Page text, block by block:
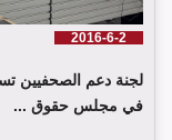
2016-6-2
لجنة دعم الصحفيين
في مجلس حقوق ...